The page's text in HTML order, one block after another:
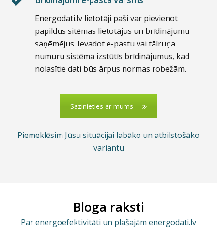
Energodati.lv lietotāji paši var pievienot
papildus sitēmas lietotājus un brīdinājumu
saņēmējus. Ievadot e-pastu vai tālruņa
numuru sistēma izstūtīs brīdinājumus, kad
nolasītie dati būs ārpus normas robežām.
Sazinieties ar mums
Piemeklēsim Jūsu situācijai labāko un atbilstošāko
variantu
Bloga raksti
Par energoefektivitāti un plašajām energodati.lv